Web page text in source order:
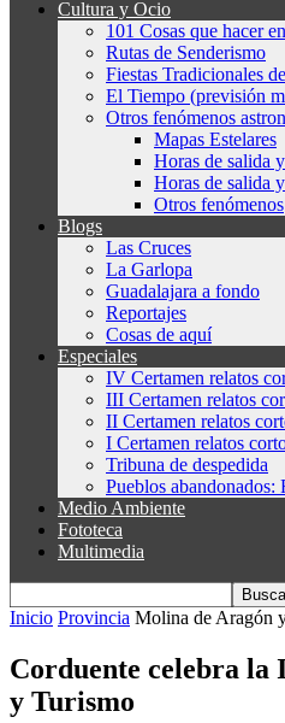
Cultura y Ocio
101 Cosas que hacer
Rutas de Senderismo
Fiestas Tradicionales
El Tiempo (previsión
Otros fenómenos
Mapas Estelares
Horas de salida
Horas de salida
Otros fenómenos
Blogs
Las Cruces
La Garlopa
Guadalajara a fondo
Reportajes
Cosas de aquí
Especiales
IV Certamen relatos
III Certamen relatos
II Certamen relatos
I Certamen relatos
Tribuna de despedida
Pueblos abandonados:
Medio Ambiente
Fototeca
Multimedia
Inicio Provincia Molina de Aragón
Corduente celebra la
y Turismo